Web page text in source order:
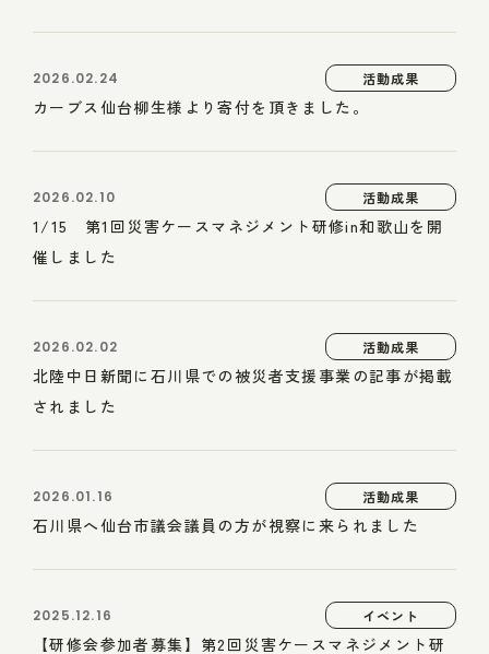
2026.02.24 活動成果
カーブス仙台柳生様より寄付を頂きました。
2026.02.10 活動成果
1/15 第1回災害ケースマネジメント研修in和歌山を開
催しました
2026.02.02 活動成果
北陸中日新聞に石川県での被災者支援事業の記事が掲載
されました
2026.01.16 活動成果
石川県へ仙台市議会議員の方が視察に来られました
2025.12.16 イベント
【研修会参加者募集】第2回災害ケースマネジメント研